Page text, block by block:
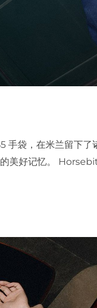
袋，在米兰留下了
美好记忆。